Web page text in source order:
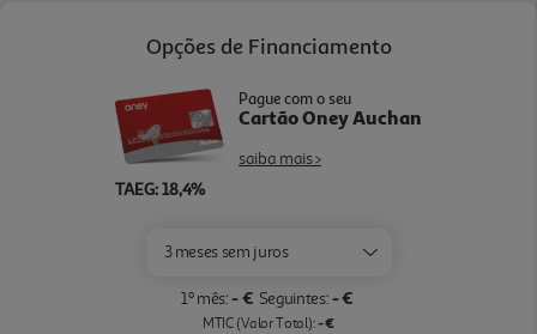
Opções de Financiamento
TAEG: 18,4%
Pague com o seu
Cartão Oney Auchan
saiba mais >
3 meses sem juros
1º mês:- € Seguintes:- €
MTIC (Valor Total):- €